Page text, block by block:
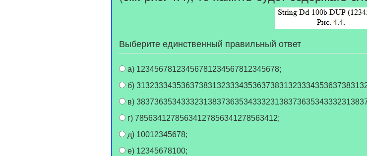
Выберите единственный правильный ответ
а) 12345678123456781234567812345678;
б)
в)
г) 78563412785634127856341278563412;
д) 10012345678;
е) 12345678100;